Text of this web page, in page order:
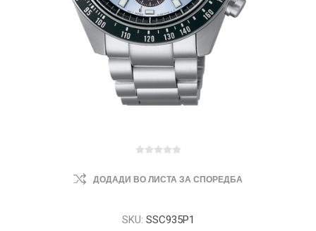
ДОДАДИ ВО ЛИСТА ЗА СПОРЕДБА
SKU: SSC935P1